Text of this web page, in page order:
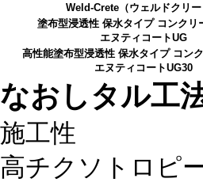
Weld-Crete（ウェルドクリー
塗布型浸透性 保水タイプ コンクリ
エヌティコートUG
高性能塗布型浸透性 保水タイプ コン
エヌティコートUG30
なおしタル工
施工性
高チクソトロピ